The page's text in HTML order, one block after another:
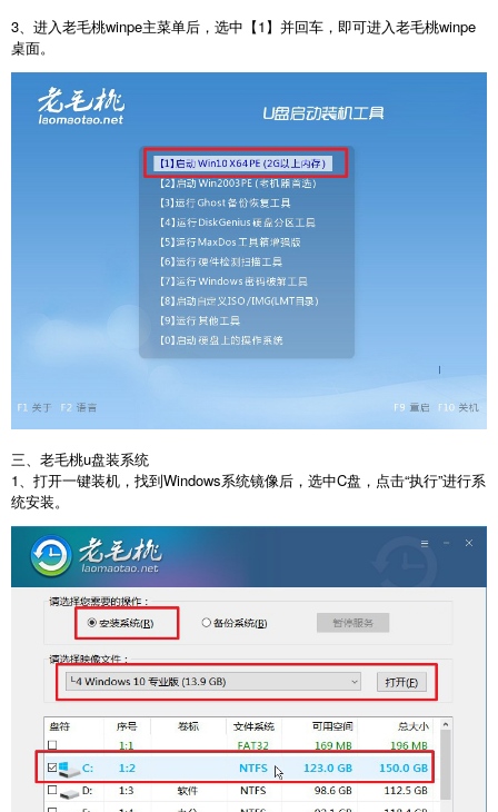
3、进入老毛桃winpe主菜单后，选中【1】并回车，即可进入老毛桃winpe
桌面。
三、老毛桃u盘装系统
1、打开一键装机，找到Windows系统镜像后，选中C盘，点击“执行”进行系
统安装。